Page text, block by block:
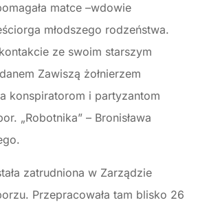
matce –wdowie
młodszego rodzeństwa.
ze swoim starszym
Zawiszą żołnierzem
konspiratorom i partyzantom
„Robotnika” – Bronisława
zatrudniona w Zarządzie
Przepracowała tam blisko 26